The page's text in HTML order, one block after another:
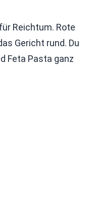
Reichtum. Rote
Gericht rund. Du
Feta Pasta ganz